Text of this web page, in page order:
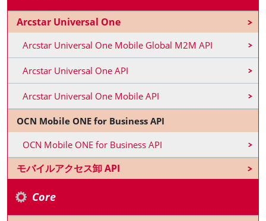
Arcstar Universal One
Arcstar Universal One Mobile Global M2M API
Arcstar Universal One API
Arcstar Universal One Mobile API
OCN Mobile ONE for Business API
OCN Mobile ONE for Business API
モバイルアクセス卸 API
Core